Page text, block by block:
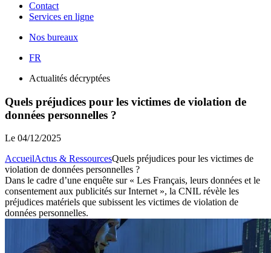
Contact
Services en ligne
Nos bureaux
FR
Actualités décryptées
Quels préjudices pour les victimes de violation de
données personnelles ?
Le 04/12/2025
AccueilActus & RessourcesQuels préjudices pour les victimes de
violation de données personnelles ?
Dans le cadre d’une enquête sur « Les Français, leurs données et le
consentement aux publicités sur Internet », la CNIL révèle les
préjudices matériels que subissent les victimes de violation de
données personnelles.